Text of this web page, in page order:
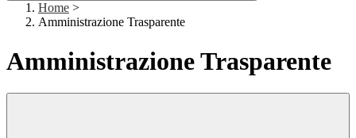
Home >
Amministrazione Trasparente
Amministrazione Trasparente